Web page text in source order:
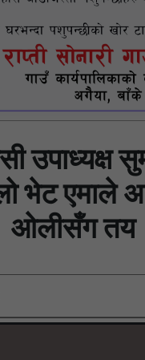
उपाध्यक्ष
भेट एमाले
ओलीसँग तय